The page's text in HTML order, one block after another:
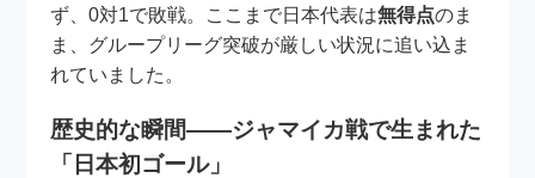
ず、0対1で敗戦。ここまで日本代表は無得点のま
ま、グループリーグ突破が厳しい状況に追い込ま
れていました。
歴史的な瞬間――ジャマイカ戦で生まれた
「日本初ゴール」